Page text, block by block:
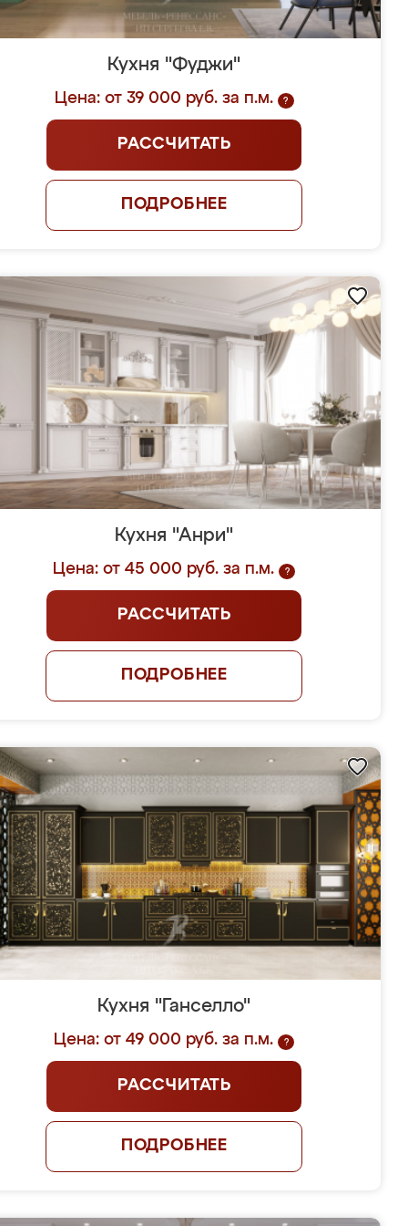
Кухня "Фуджи"
Цена: от 39 000 руб. за п.м. ?
РАССЧИТАТЬ
ПОДРОБНЕЕ
Кухня "Анри"
Цена: от 45 000 руб. за п.м. ?
РАССЧИТАТЬ
ПОДРОБНЕЕ
Кухня "Ганселло"
Цена: от 49 000 руб. за п.м. ?
РАССЧИТАТЬ
ПОДРОБНЕЕ